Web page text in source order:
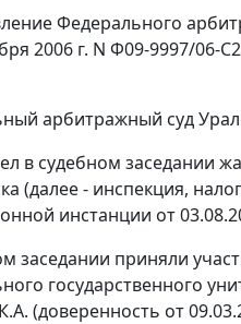
Федерального
2006 г. N Ф09-9997/06-С2
арбитражный суд
в судебном заседании
(далее - инспекция,
инстанции от
заседании приняли
государственного
(доверенность от